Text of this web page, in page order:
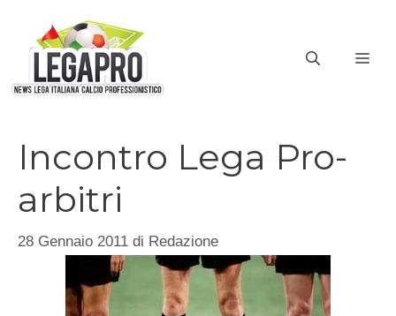
contenuto
Incontro Lega Pro-
arbitri
28 Gennaio 2011 di Redazione